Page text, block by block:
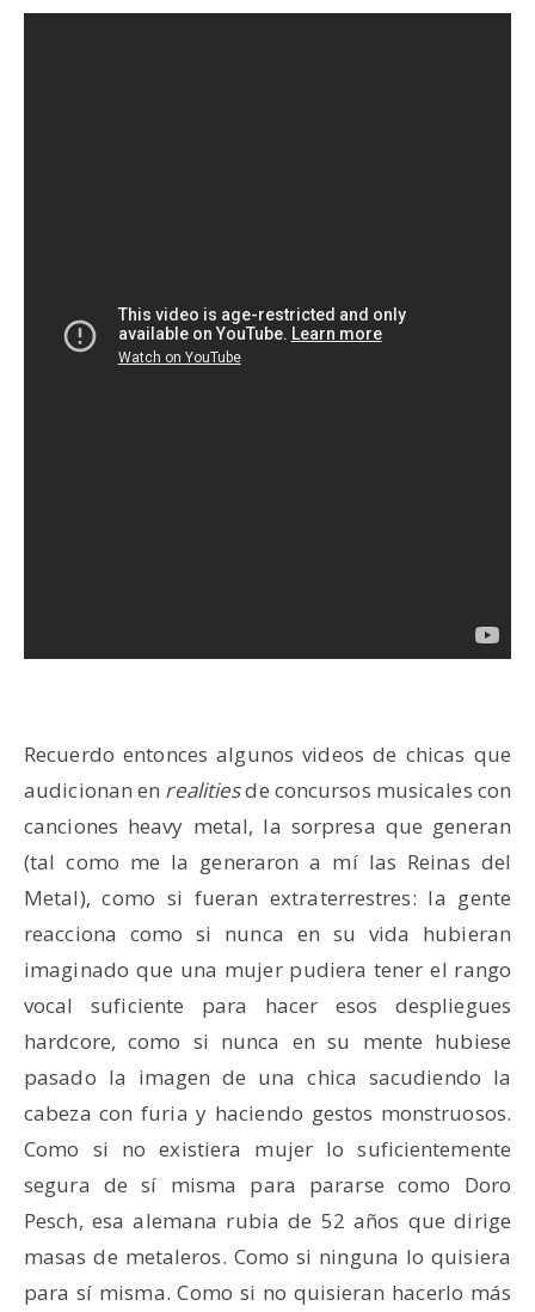
Recuerdo entonces algunos videos de chicas que
audicionan en realitiesde concursos musicales con
canciones heavy metal, la sorpresa que generan
(tal como me la generaron a mí las Reinas del
Metal), como si fueran extraterrestres: la gente
reacciona como si nunca en su vida hubieran
imaginado que una mujer pudiera tener el rango
vocal suficiente para hacer esos despliegues
hardcore, como si nunca en su mente hubiese
pasado la imagen de una chica sacudiendo la
cabeza con furia y haciendo gestos monstruosos.
Como si no existiera mujer lo suficientemente
segura de sí misma para pararse como Doro
Pesch, esa alemana rubia de 52 años que dirige
masas de metaleros. Como si ninguna lo quisiera
para sí misma. Como si no quisieran hacerlo más